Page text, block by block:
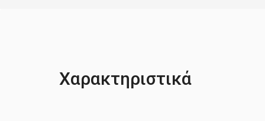
Χαρακτηριστικά